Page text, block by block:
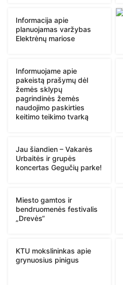
Informacija apie
planuojamas varžybas
Elektrėnų mariose
Informuojame apie
pakeistą prašymų dėl
žemės sklypų
pagrindinės žemės
naudojimo paskirties
keitimo teikimo tvarką
Jau šiandien – Vakarės
Urbaitės ir grupės
koncertas Gegučių parke!
Miesto gamtos ir
bendruomenės festivalis
„Drevės“
KTU mokslininkas apie
grynuosius pinigus